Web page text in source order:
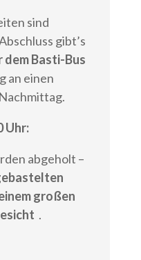
sind
gibt’s
Basti-Bus
an einen
Uhr:
abgeholt –
großen
.